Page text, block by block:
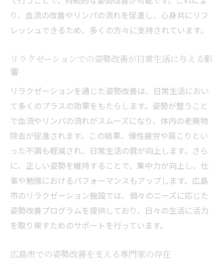
広島市での新しいリラクゼーション施術の
トレンド
な効果
方
姿勢改善を促すためのリラクゼーションテ
クニック
広島市のリラクゼーション施術の新しい可
能性
広島市リラクゼーションが姿勢改善で健康をサ
ポート
リラクゼーションが姿勢改善に与える健康
効果
メリット
り、血流の改善やリンパの流れを促進し、心身共にリフ
レッシュできるため、多くの方々に支持されています。
リラクゼーションでの姿勢改善が日常生活に与える影
響
リラクゼーションを通じた姿勢改善は、日常生活におい
て多くのプラスの効果をもたらします。姿勢が整うこと
で血流やリンパの流れがスムーズになり、体内の老廃物
除去が促進されます。この結果、慢性疲労や肩こりとい
った不調も軽減され、日常生活の質が向上します。さら
に、正しい姿勢を維持することで、集中力が向上し、仕
事や勉強におけるパフォーマンスもアップします。広島
市のリラクゼーション施設では、個々のニーズに応じた
姿勢改善プログラムを提供しており、日々の生活に活力
を取り戻すためのサポートを行っています。
広島市での姿勢改善を支える専門家の存在